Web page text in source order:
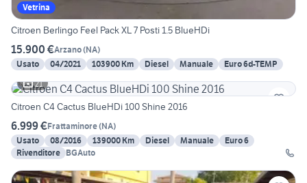
Vetrina
Citroen Berlingo Feel Pack XL 7 Posti 1.5 BlueHDi
15.900 €Arzano(NA)
Usato
04/2021 103900 Km Diesel Manuale
Euro 6d-TEMP
21
Citroen C4 Cactus BlueHDi 100 Shine 2016
6.999 €Frattaminore(NA)
Usato
08/2016 139000 Km Diesel Manuale
Euro 6
Rivenditore BGAuto